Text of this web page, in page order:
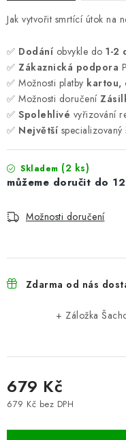
Jak vytvořit smrtící útok na
✅ Dodání obvykle do 1-2
✅ Zákaznická podpora
✅ Možnosti platby kartou,
✅ Možnosti doručení
✅ Spolehlivé vyřizování
✅ Největší specializovaný
Skladem (2 ks)
Možnosti doručení
Zdarma od nás
+ Záložka
679 Kč
679 Kč bez DPH